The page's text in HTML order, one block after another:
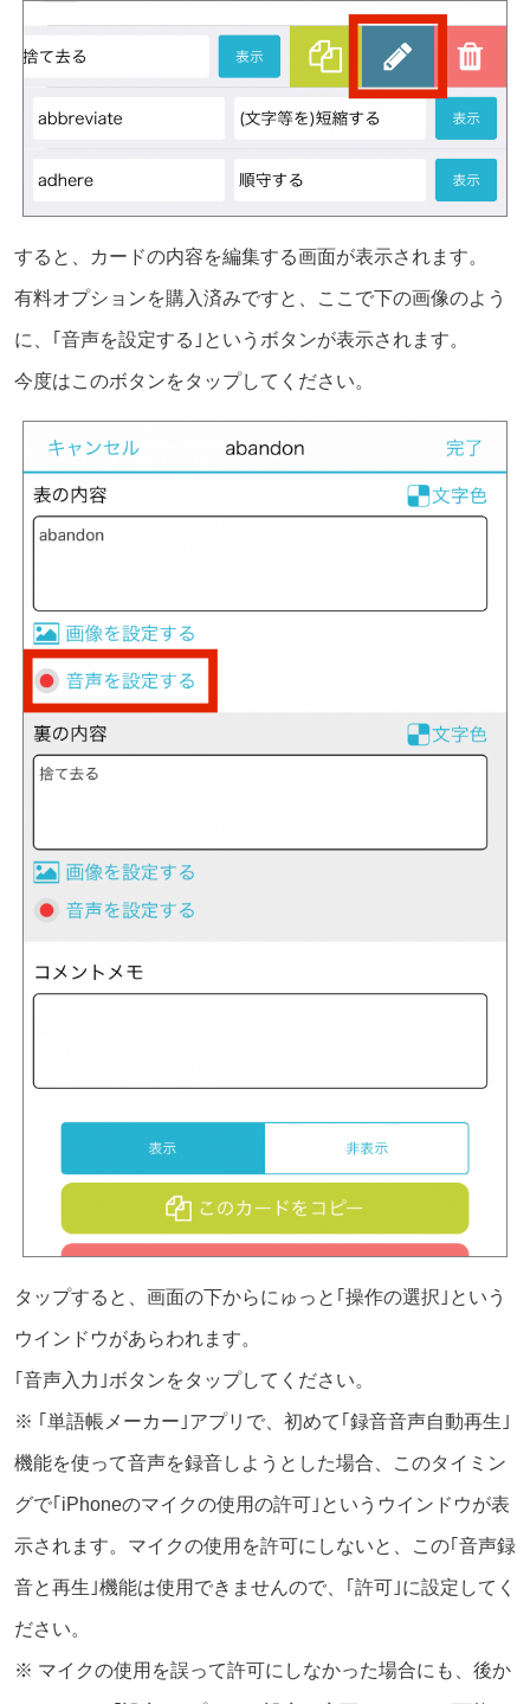
すると、カードの内容を編集する画面が表示されます。
有料オプションを購入済みですと、ここで下の画像のよう
に、｢音声を設定する｣というボタンが表示されます。
今度はこのボタンをタップしてください。
タップすると、画面の下からにゅっと｢操作の選択｣という
ウインドウがあらわれます。
｢音声入力｣ボタンをタップしてください。
※ ｢単語帳メーカー｣アプリで、初めて｢録音音声自動再生｣
機能を使って音声を録音しようとした場合、このタイミン
グで｢iPhoneのマイクの使用の許可｣というウインドウが表
示されます。マイクの使用を許可にしないと、この｢音声録
音と再生｣機能は使用できませんので、｢許可｣に設定してく
ださい。
※ マイクの使用を誤って許可にしなかった場合にも、後か